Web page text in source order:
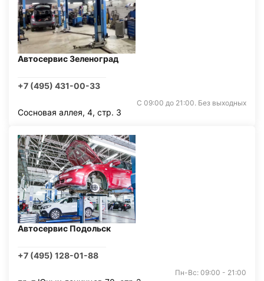
Автосервис Зеленоград
+7 (495) 431-00-33
С 09:00 до 21:00. Без выходных
Сосновая аллея, 4, стр. 3
Автосервис Подольск
+7 (495) 128-01-88
Пн-Вс: 09:00 - 21:00